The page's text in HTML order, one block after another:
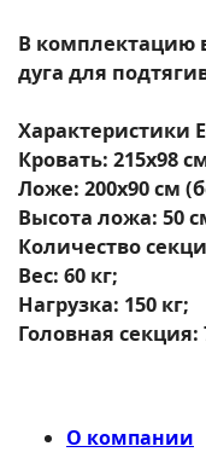
В комплектацию
дуга для
Характеристики
Кровать: 215х98
Ложе: 200х90 см
Высота ложа: 50
Количество
Вес: 60 кг;
Нагрузка: 150 кг;
Головная секция:
О компании